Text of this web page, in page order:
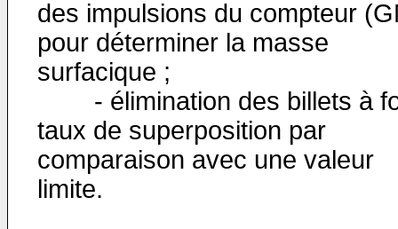
des impulsions du compteur
pour déterminer la masse
surfacique ;
- élimination des billets à
taux de super­position par
comparaison avec une valeur
limite.